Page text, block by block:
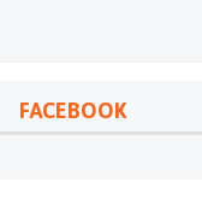
FACEBOOK